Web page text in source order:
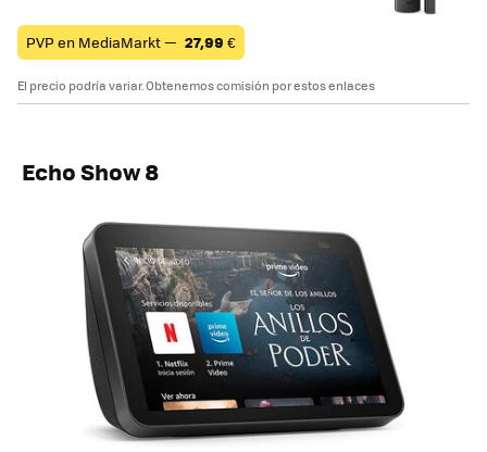
PVP en MediaMarkt — 27,99 €
El precio podría variar. Obtenemos comisión por estos enlaces
Echo Show 8